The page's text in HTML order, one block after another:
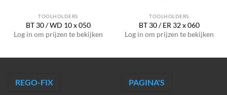
TOOLHOLDERS
BT 30 / WD 10 x 050
Log in om prijzen te bekijken
TOOLHOLDERS
BT 30 / ER 32 x 060
Log in om prijzen te bekijken
REGO-FIX PAGINA'S